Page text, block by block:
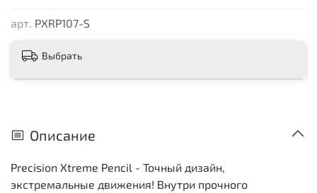
арт. PXRP107-S
Выбрать
Описание
Precision Xtreme Pencil - Точный дизайн,
экстремальные движения! Внутри прочного